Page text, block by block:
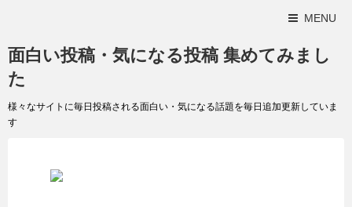
MENU
面白い投稿・気になる投稿 集めてみまし
た
様々なサイトに毎日投稿される面白い・気になる話題を毎日追加更新していま
す